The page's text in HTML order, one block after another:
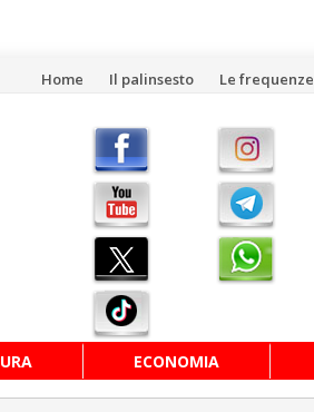
Vai
contenuto
Home Il palinsesto Le frequenze
ECONOMIA